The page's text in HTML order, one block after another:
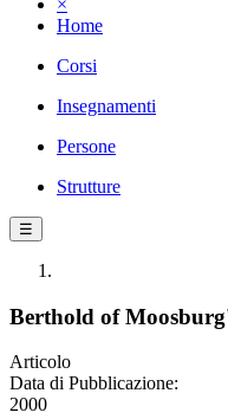
×
Home
Corsi
Insegnamenti
Persone
Strutture
☰
Berthold of
Articolo
Data di Pubblicazione:
2000